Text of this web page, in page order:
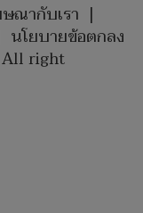
ณากับเรา |
นโยบายข้อตกลง
All right